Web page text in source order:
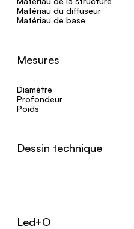
Matériau du diffuseur
Matériau de base
Mesures
Diamètre
Profondeur
Poids
Dessin technique
Led+O